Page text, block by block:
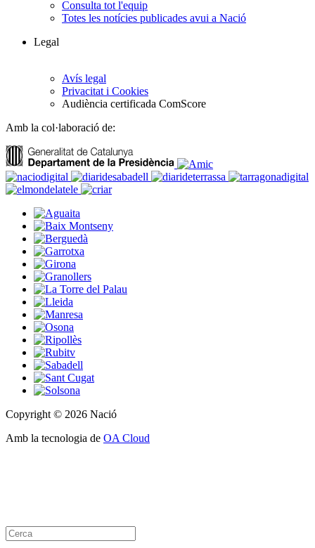
Consulta tot l'equip
Totes les notícies publicades avui a Nació
Legal
Avís legal
Privacitat i Cookies
Audiència certificada ComScore
Amb la col·laboració de:
Copyright © 2026 Nació
Amb la tecnologia de OA Cloud